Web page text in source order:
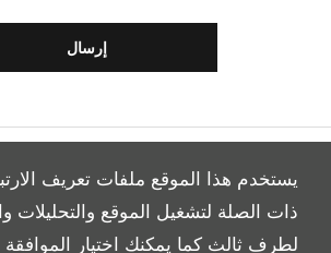
يستخدم هذا الموقع ملفات تعريف
ذات الصلة لتشغيل الموقع والتحليلات
لطرف ثالث كما يمكنك اختيار
إرسال